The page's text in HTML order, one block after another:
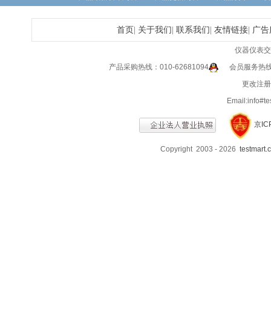
首页 关于我们 联系我们 友情链接| 广告
仪器仪表
产品采购热线：010-62681094
会员服务热
更改注
京
Copyright 2003 - 2026